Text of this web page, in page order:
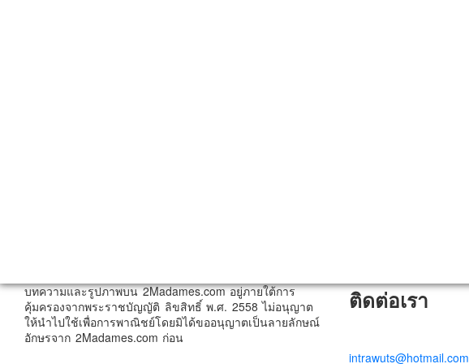
บทความและรูปภาพบน 2Madames.com อยู่ภายใต้การ
คุ้มครองจากพระราชบัญญัติ ลิขสิทธิ์ พ.ศ. 2558 ไม่อนุญาต
ให้นำไปใช้เพื่อการพาณิชย์โดยมิได้ขออนุญาตเป็นลายลักษณ์
อักษรจาก 2Madames.com ก่อน
ติดต่อเรา
intrawuts@hotmail.com